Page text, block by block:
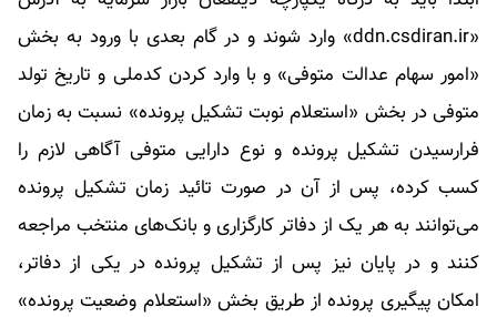
«ddn.csdiran.ir» وارد شوند و در گام بعدی با ورود به بخش
«امور سهام عدالت متوفی» و با وارد کردن کدملی و تاریخ تولد
متوفی در بخش «استعلام نوبت تشکیل پرونده» نسبت به زمان
فرارسیدن تشکیل پرونده و نوع دارایی متوفی آگاهی لازم را
کسب کرده، پس از آن در صورت تائید زمان تشکیل پرونده
می‌توانند به هر یک از دفاتر کارگزاری و بانک‌های منتخب مراجعه
کنند و در پایان نیز پس از تشکیل پرونده در یکی از دفاتر،
امکان پیگیری پرونده از طریق بخش «استعلام وضعیت پرونده»